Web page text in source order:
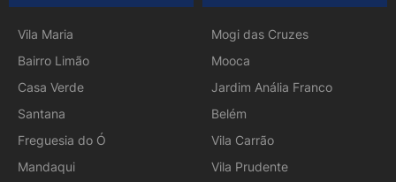
Vila Maria
Bairro Limão
Casa Verde
Santana
Freguesia do Ó
Mandaqui
Mogi das Cruzes
Mooca
Jardim Anália Franco
Belém
Vila Carrão
Vila Prudente